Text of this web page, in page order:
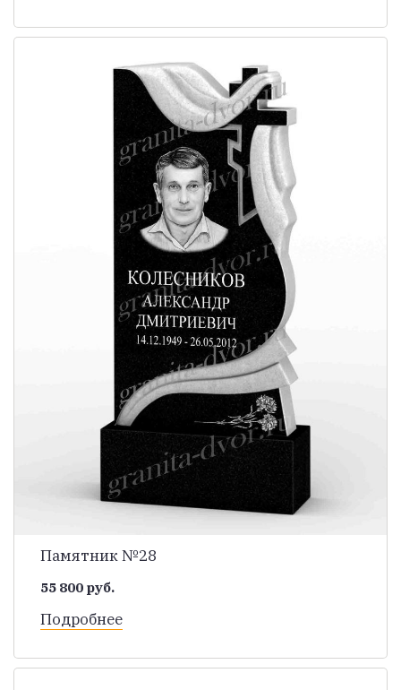
Памятник №28
55 800 руб.
Подробнее